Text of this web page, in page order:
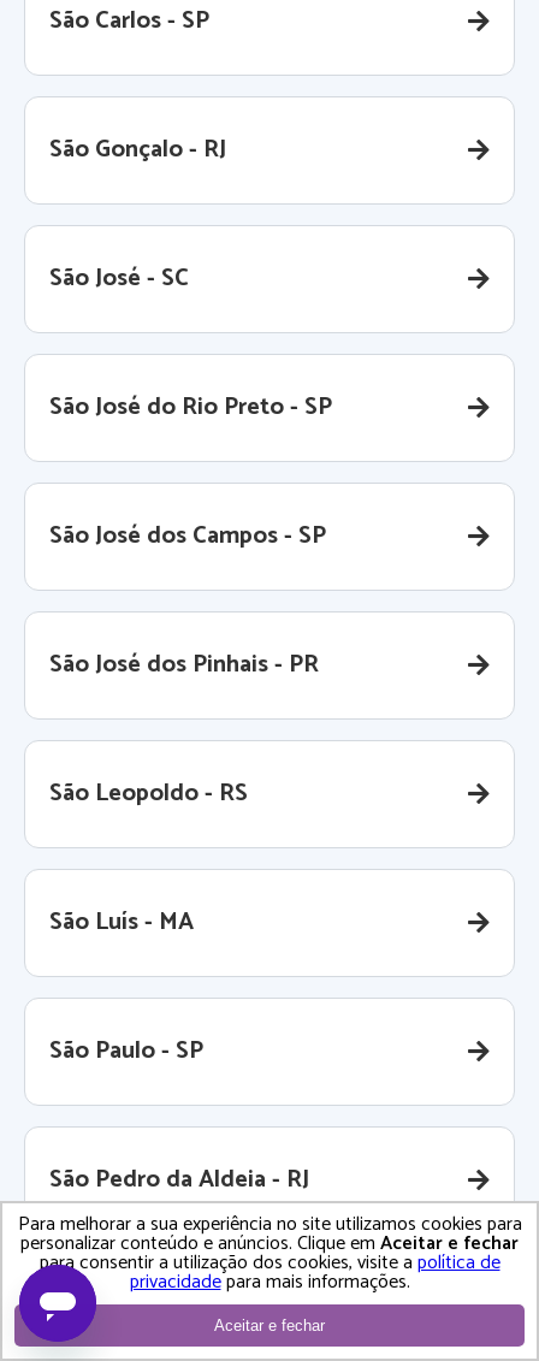
São Carlos - SP
São Gonçalo - RJ
São José - SC
São José do Rio Preto - SP
São José dos Campos - SP
São José dos Pinhais - PR
São Leopoldo - RS
São Luís - MA
São Paulo - SP
São Pedro da Aldeia - RJ
São Roque - SP
Para melhorar a sua experiência no site utilizamos cookies para
personalizar conteúdo e anúncios. Clique emAceitar e fechar
para consentir a utilização dos cookies, visite apolítica de
privacidadepara mais informações.
Aceitar e fechar